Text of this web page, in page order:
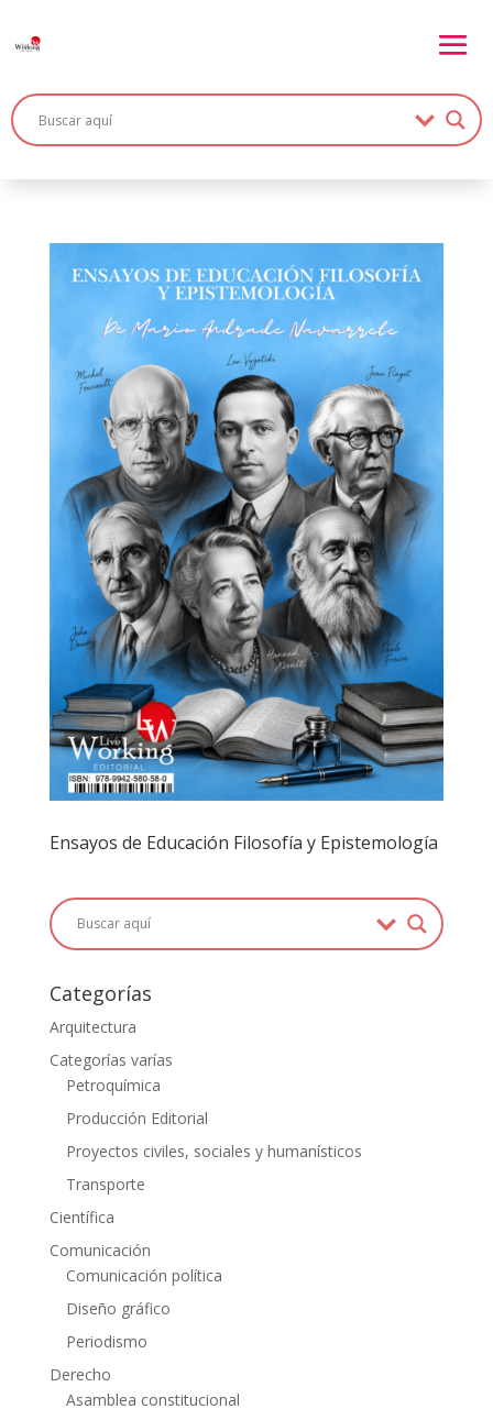
Ensayos de Educación Filosofía y Epistemología
Categorías
Arquitectura
Categorías varías
Petroquímica
Producción Editorial
Proyectos civiles, sociales y humanísticos
Transporte
Científica
Comunicación
Comunicación política
Diseño gráfico
Periodismo
Derecho
Asamblea constitucional